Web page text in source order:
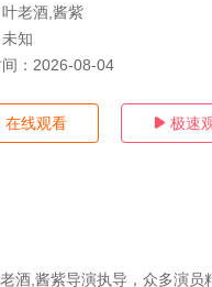
叶老酒,酱紫
未知
： 2026-08-04
在线观看  极速
酒,酱紫导演执导，众多演